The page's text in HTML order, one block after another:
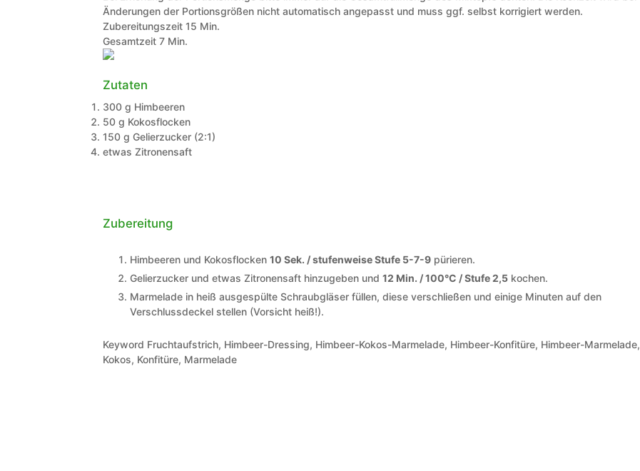
Änderungen der Portionsgrößen nicht automatisch angepasst und muss ggf. selbst korrigiert werden.
Zubereitungszeit15 Minuten
Min.
Gesamtzeit7Minuten
Min.
Zutaten
300 g Himbeeren
50 g Kokosflocken
150 gGelierzucker (2:1)
etwas Zitronensaft
Zubereitung
Himbeeren und Kokosflocken10 Sek. / stufenweise Stufe 5-7-9 pürieren.
Gelierzucker und etwas Zitronensaft hinzugeben und12 Min. / 100°C / Stufe 2,5 kochen.
Marmelade in heiß ausgespülte Schraubgläser füllen, diese verschließen und einige Minuten auf den
Verschlussdeckel stellen (Vorsicht heiß!).
Keyword Fruchtaufstrich, Himbeer-Dressing, Himbeer-Kokos-Marmelade, Himbeer-Konfitüre, Himbeer-Marmelade,
Kokos, Konfitüre, Marmelade